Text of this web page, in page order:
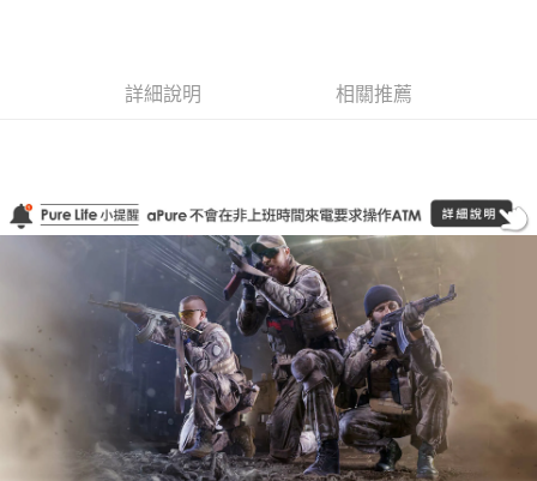
每筆NT$100，滿NT$1,000(含以上)免運費
每筆NT$100，滿NT$1,000(含以上)免運費
付款後7-11取貨
每筆NT$100，滿NT$1,000(含以上)免運費
宅配
每筆NT$100，滿NT$1,000(含以上)免運費
詳細說明 相關推薦